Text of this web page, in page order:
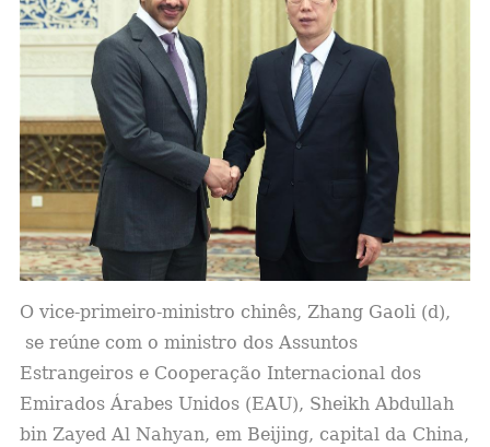
O vice-primeiro-ministro chinês, Zhang Gaoli (d),
se reúne com o ministro dos Assuntos
Estrangeiros e Cooperação Internacional dos
Emirados Árabes Unidos (EAU), Sheikh Abdullah
bin Zayed Al Nahyan, em Beijing, capital da China,